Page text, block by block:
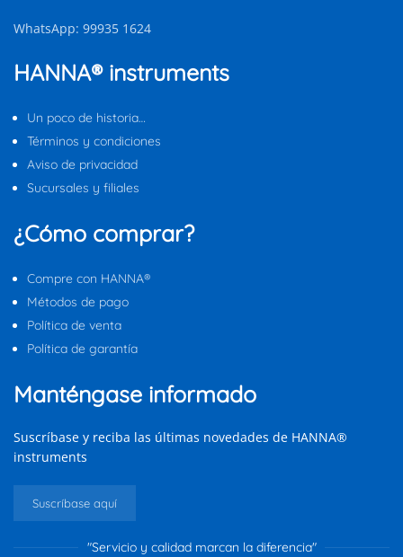
WhatsApp: 99935 1624
HANNA® instruments
Un poco de historia…
Términos y condiciones
Aviso de privacidad
Sucursales y filiales
¿Cómo comprar?
Compre con HANNA®
Métodos de pago
Política de venta
Política de garantía
Manténgase informado
Suscríbase y reciba las últimas novedades de HANNA®
instruments
Suscríbase aquí
"Servicio y calidad marcan la diferencia"